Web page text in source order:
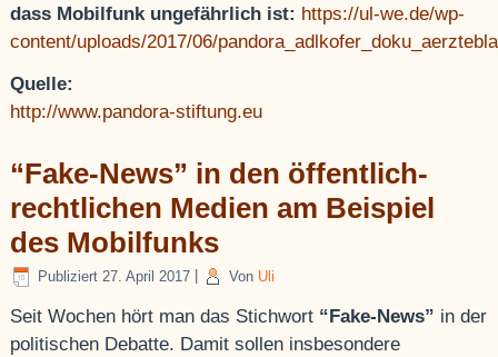
dass Mobilfunk ungefährlich ist: https://ul-we.de/wp-
content/uploads/2017/06/
Quelle:
http://www.pandora-stiftung.eu
“Fake-News” in den öffentlich-
rechtlichen Medien am Beispiel
des Mobilfunks
Publiziert 27. April 2017 Von Uli
Seit Wochen hört man das Stichwort “Fake-News” in der
politischen Debatte. Damit sollen insbesondere